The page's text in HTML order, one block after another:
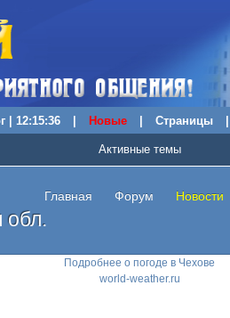
| 12:15:37 Новые Страницы
Подробнее о погоде в Чехове
world-weather.ru
обл.
Главная Форум Новости
Активные темы